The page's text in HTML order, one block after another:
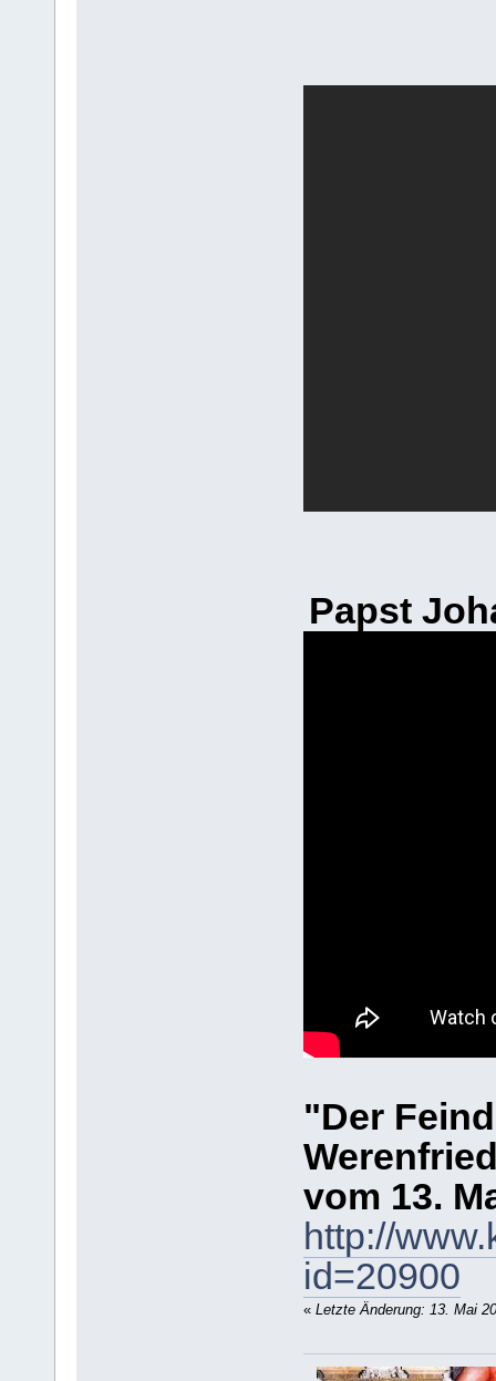
Papst
"Der
vom 13.
http://
id=20900
« Letzte Änderung: 13. Mai